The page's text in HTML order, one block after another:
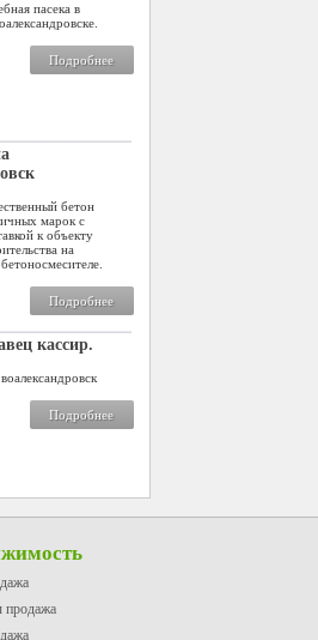
пасека в
Подробнее
бетон
марок с
к объекту
на
Подробнее
кассир.
Подробнее
продажа